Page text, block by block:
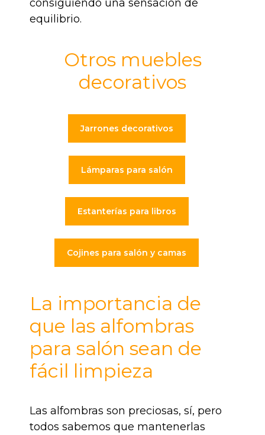
consiguiendo una sensación de
equilibrio.
Otros muebles
decorativos
Jarrones decorativos
Lámparas para salón
Estanterías para libros
Cojines para salón y camas
La importancia de
que las alfombras
para salón sean de
fácil limpieza
Las alfombras son preciosas, sí, pero
todos sabemos que mantenerlas